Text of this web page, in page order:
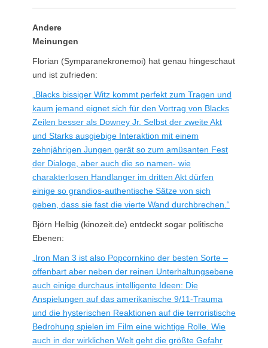
Andere
Meinungen
Florian (Symparanekronemoi) hat genau hingeschaut
und ist zufrieden:
„Blacks bissiger Witz kommt perfekt zum Tragen und
kaum jemand eignet sich für den Vortrag von Blacks
Zeilen besser als Downey Jr. Selbst der zweite Akt
und Starks ausgiebige Interaktion mit einem
zehnjährigen Jungen gerät so zum amüsanten Fest
der Dialoge, aber auch die so namen- wie
charakterlosen Handlanger im dritten Akt dürfen
einige so grandios-authentische Sätze von sich
geben, dass sie fast die vierte Wand durchbrechen.“
Björn Helbig (kinozeit.de) entdeckt sogar politische
Ebenen:
„Iron Man 3 ist also Popcornkino der besten Sorte –
offenbart aber neben der reinen Unterhaltungsebene
auch einige durchaus intelligente Ideen: Die
Anspielungen auf das amerikanische 9/11-Trauma
und die hysterischen Reaktionen auf die terroristische
Bedrohung spielen im Film eine wichtige Rolle. Wie
auch in der wirklichen Welt geht die größte Gefahr